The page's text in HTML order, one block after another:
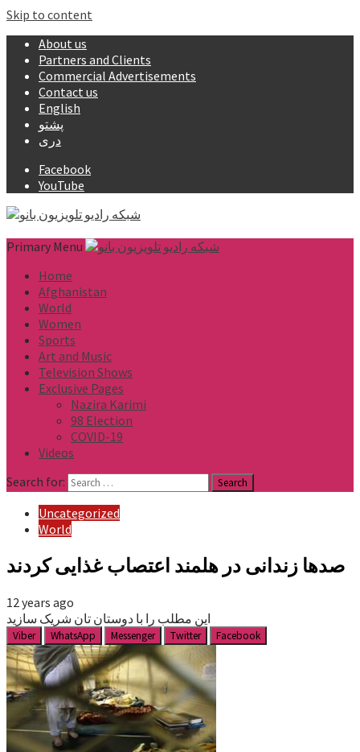
Skip to content
About us
Partners and Clients
Commercial Advertisements
Contact us
English
پشتو
دری
Facebook
YouTube
Primary Menu
Home
Afghanistan
World
Women
Sports
Art and Music
Television Shows
Exclusive Pages
Nazira Karimi
98 Election
COVID-19
Videos
Search for:
Uncategorized
World
صدها زندانی در هلمند اعتصاب غذایی کردند
12 years ago
این مطلب را با دوستان تان شریک سازید
Viber WhatsApp Messenger Twitter Facebook